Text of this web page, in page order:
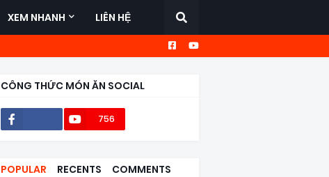
XEM NHANH LIÊN HỆ
CÔNG THỨC MÓN ĂN SOCIAL
756
POPULAR RECENTS COMMENTS